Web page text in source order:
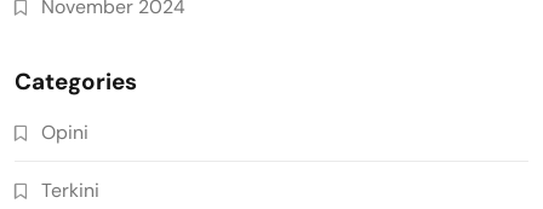
November 2024
Categories
Opini
Terkini